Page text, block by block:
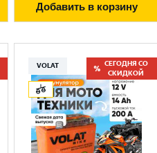
Добавить в корзину
VOLAT
СЕГОДНЯ СО
СКИДКОЙ